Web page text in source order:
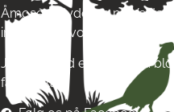
Åmosen i Jyderup på
inspirere af vores passion.
Jagt & Hund er mere end
fællesskab!